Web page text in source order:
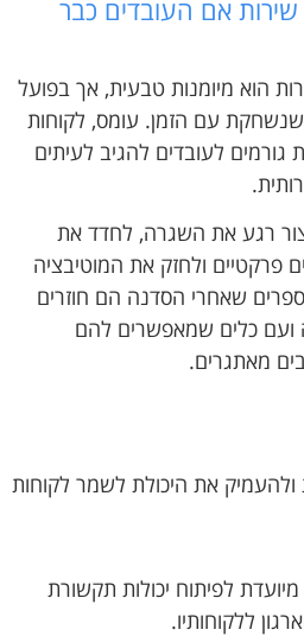
אם העובדים כבר
הוא מיומנות טבעית, אך בפועל
שנשחקת עם הזמן. עומס, לקוחות
גורמים לעובדים להגיב לעיתים
רגע את השגרה, לחדד את
פרקטיים ולחזק את המוטיבציה
שאחרי הסדנה הם חוזרים
כלים שמאפשרים להם
מאתגרים.
ולהעמיק את היכולת לשמר לקוחות
סדנת השירות של Vmark מיועדת לפיתוח יכולות תקשורת
ללקוחותיו.